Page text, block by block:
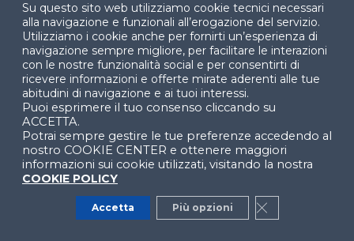
personale addetto all’interazione diretta con i
clienti.
Quanto è diffuso lo Smart Working nelle
PMI
Il numero di
PMI(Piccole e Media Imprese, aziende con un
numero di dipendenti compreso tra 10 e 249) e
nellemicroimprese
dipendenti inferiore a 10) è invecediminuito
rispettivamente del7,7%e del4,8%.
Su questo sito web utilizziamo cookie tecnici necessari
alla navigazione e funzionali all’erogazione del servizio.
Utilizziamo i cookie anche per fornirti un’esperienza di
navigazione sempre migliore, per facilitare le interazioni
con le nostre funzionalità social e per consentirti di
ricevere informazioni e offerte mirate aderenti alle tue
abitudini di navigazione e ai tuoi interessi.
Puoi esprimere il tuo consenso cliccando su
ACCETTA.
Potrai sempre gestire le tue preferenze accedendo al
nostro COOKIE CENTER e ottenere maggiori
informazioni sui cookie utilizzati, visitando la nostra
COOKIE POLICY
Accetta Più opzioni Close GDPR